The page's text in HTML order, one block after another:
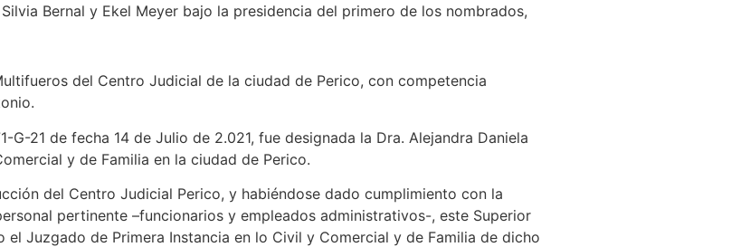
Bernal y Ekel Meyer bajo la presidencia del primero de los nombrados,
del Centro Judicial de la ciudad de Perico, con competencia
21 de fecha 14 de Julio de 2.021, fue designada la Dra. Alejandra Daniela
y de Familia en la ciudad de Perico.
del Centro Judicial Perico, y habiéndose dado cumplimiento con la
pertinente –funcionarios y empleados administrativos-, este Superior
Juzgado de Primera Instancia en lo Civil y Comercial y de Familia de dicho